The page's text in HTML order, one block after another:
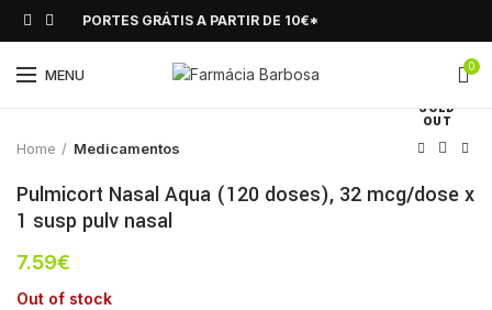
PORTES GRÁTIS A PARTIR DE 10€*
MENU 0
SOLD
OUT
Click to enlarge
Home Medicamentos
Pulmicort Nasal Aqua (120 doses), 32 mcg/dose x
1 susp pulv nasal
7.59€
Out of stock